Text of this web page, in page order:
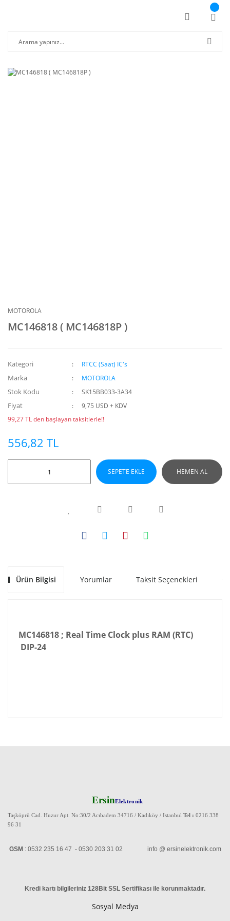
MOTOROLA
MC146818 ( MC146818P )
Kategori RTCC (Saat) IC's
Marka MOTOROLA
Stok Kodu SK15BB033-3A34
Fiyat
9,75 USD + KDV
99,27 TL den başlayan taksitlerle!!
556,82 TL
SEPETE EKLE HEMEN AL
Ürün Bilgisi Yorumlar Taksit Seçenekleri
MC146818 ; Real Time Clock plus RAM (RTC)
DIP-24
ErsinElektronik
Taşköprü Cad. Huzur Apt. No:30/2 Acıbadem 34716 / Kadıköy / Istanbul Tel : 0216 338
96 31
GSM : 0532 235 16 47 - 0530 203 31 02 info @ ersinelektronik.com
Kredi kartı bilgileriniz 128Bit SSL Sertifikası ile korunmaktadır.
Sosyal Medya